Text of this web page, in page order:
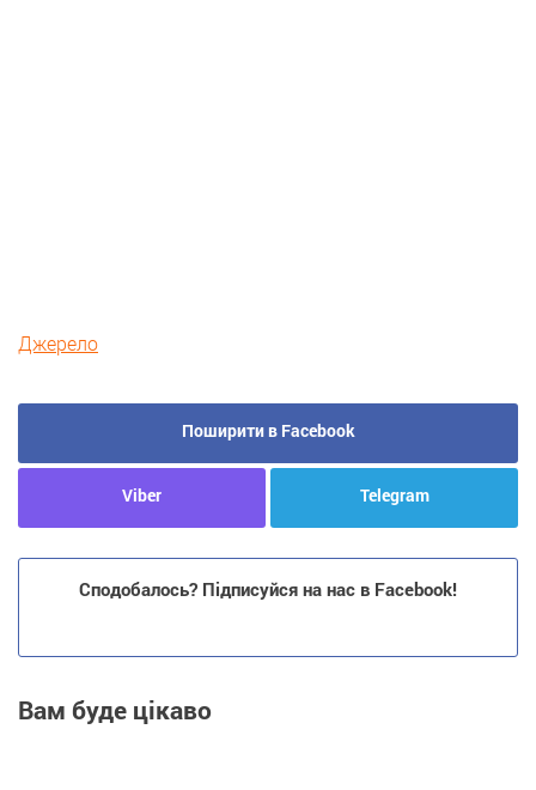
Джерело
Поширити в Facebook
Viber Telegram
Сподобалось? Підписуйся на нас в Facebook!
Вам буде цікаво